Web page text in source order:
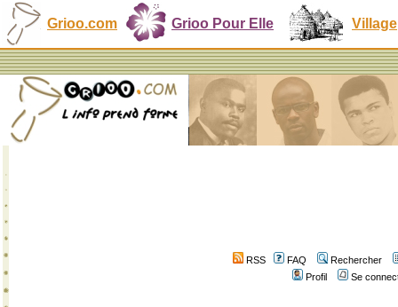
Grioo.com Grioo Pour Elle Village
RSS FAQ
Rechercher
Profil
Se